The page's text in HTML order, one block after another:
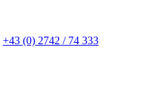
+43 (0) 2742 / 74 333